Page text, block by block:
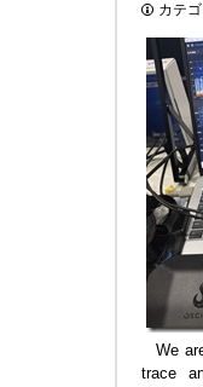
カテ
We
trace